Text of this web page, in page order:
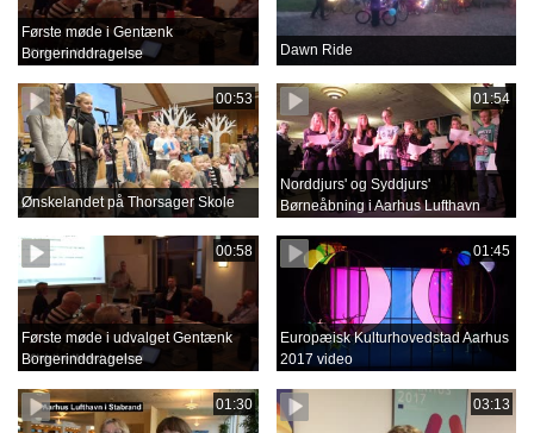
Første møde i Gentænk
Borgerinddragelse
Dawn Ride
00:53
Ønskelandet på Thorsager Skole
01:54
Norddjurs' og Syddjurs'
Børneåbning i Aarhus Lufthavn
00:58
Første møde i udvalget Gentænk
Borgerinddragelse
01:45
Europæisk Kulturhovedstad Aarhus
2017 video
01:30 03:13